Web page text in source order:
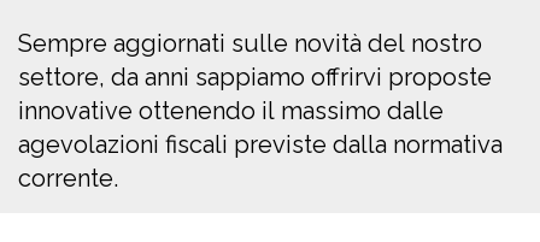
Sempre aggiornati sulle novità del nostro
settore, da anni sappiamo offrirvi proposte
innovative ottenendo il massimo dalle
agevolazioni fiscali previste dalla normativa
corrente.